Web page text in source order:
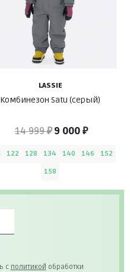
LASSIE
Комбинезон Satu (серый)
14 999 ₽ 9 000 ₽
122 128 134 140 146
152
158
с политикой обработки